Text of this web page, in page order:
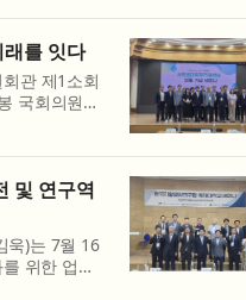
를 잇다
관 제1소회
국회의원실,
신포럼 : 사
및 연구역
욱)는 7월 16
위한 업무
미나를 개